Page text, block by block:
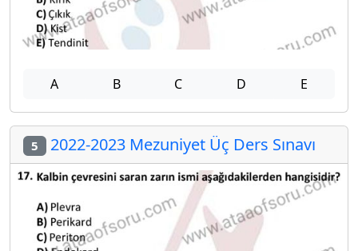
A B C D E
5 2022-2023 Mezuniyet Üç Ders Sınavı